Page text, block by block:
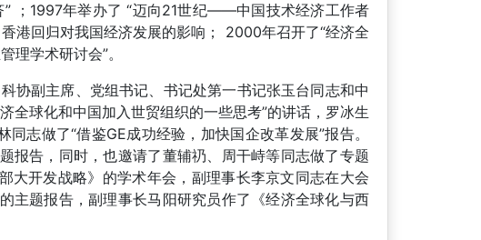
；1997年举办了 “迈向21世纪——中国技术经济工作者
港回归对我国经济发展的影响； 2000年召开了“经济全
理学术研讨会”。
协副主席、党组书记、书记处第一书记张玉台同志和中
全球化和中国加入世贸组织的一些思考”的讲话，罗冰生
志做了“借鉴GE成功经验，加快国企改革发展”报告。
报告，同时，也邀请了董辅礽、周干峙等同志做了专题
大开发战略》的学术年会，副理事长李京文同志在大会
主题报告，副理事长马阳研究员作了《经济全球化与西